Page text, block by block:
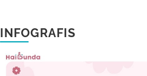
INFOGRAFIS